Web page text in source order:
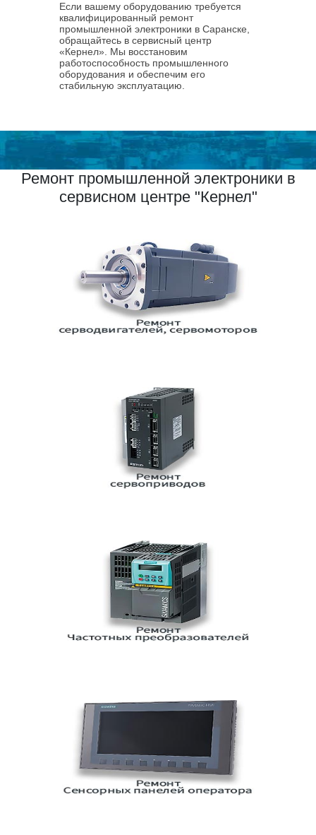
Если вашему оборудованию требуется
квалифицированный ремонт
промышленной электроники в Саранске,
обращайтесь в сервисный центр
«Кернел». Мы восстановим
работоспособность промышленного
оборудования и обеспечим его
стабильную эксплуатацию.
Ремонт промышленной электроники в
сервисном центре "Кернел"